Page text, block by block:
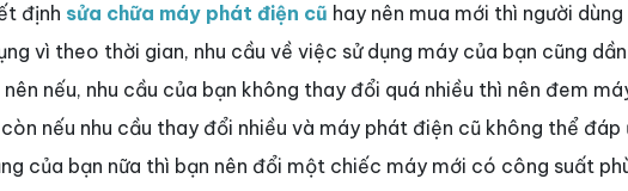
định sửa chữa máy phát điện cũ hay nên mua mới thì người
vì theo thời gian, nhu cầu về việc sử dụng máy của bạn cũng
nếu, nhu cầu của bạn không thay đổi quá nhiều thì nên đem
nếu nhu cầu thay đổi nhiều và máy phát điện cũ không thể đáp
của bạn nữa thì bạn nên đổi một chiếc máy mới có công suất